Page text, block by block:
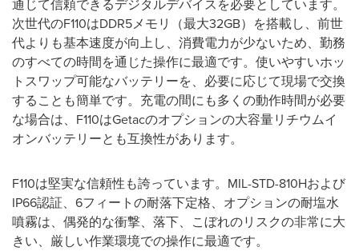
通じて信頼できるデジタルデバイスを必要としています。
次世代のF110はDDR5メモリ（最大32GB）を搭載し、前世
代よりも基本速度が向上し、消費電力が少ないため、勤務
のすべての時間を通じた操作に最適です。使いやすいホッ
トスワップ可能なバッテリーを、必要に応じて現場で交換
することも簡単です。充電の間にも多くの動作時間が必要
な場合は、F110はGetacのオプションの大容量リチウムイ
オンバッテリーとも互換性があります。
F110は堅実な信頼性も誇っています。MIL-STD-810Hおよび
IP66認証、6フィートの耐落下定格、オプションの耐塩水
噴霧は、偶発的な衝撃、落下、こぼれのリスクの非常に大
きい、厳しい作業環境での操作に最適です。